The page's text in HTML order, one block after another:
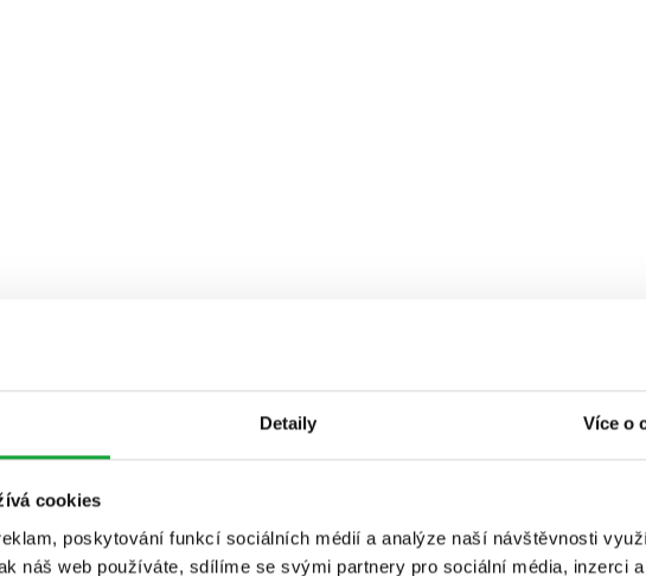
Detaily Více o
cookies
poskytování funkcí sociálních médií a analýze naší návštěvnosti
náš web používáte, sdílíme se svými partnery pro sociální média, inzerci